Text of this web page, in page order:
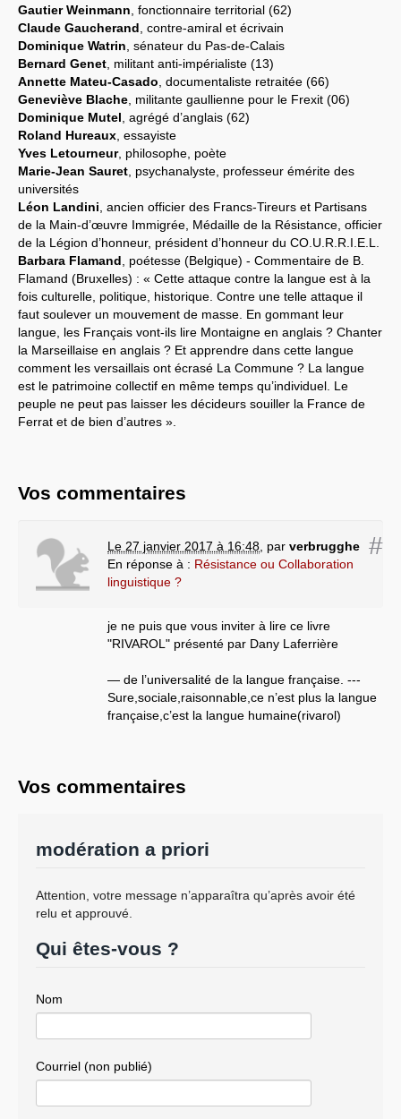
Gautier Weinmann , fonctionnaire territorial (62)
Claude Gaucherand , contre-amiral et écrivain
Dominique Watrin , sénateur du Pas-de-Calais
Bernard Genet , militant anti-impérialiste (13)
Annette Mateu-Casado , documentaliste retraitée (66)
Geneviève Blache , militante gaullienne pour le Frexit (06)
Dominique Mutel , agrégé d’anglais (62)
Roland Hureaux , essayiste
Yves Letourneur, philosophe, poète
Marie-Jean Sauret , psychanalyste, professeur émérite des
universités
Léon Landini , ancien officier des Francs-Tireurs et Partisans
de la Main-d’œuvre Immigrée, Médaille de la Résistance, officier
de la Légion d’honneur, président d’honneur du CO.U.R.R.I.E.L.
Barbara Flamand , poétesse (Belgique) - Commentaire de B.
Flamand (Bruxelles) : « Cette attaque contre la langue est à la
fois culturelle, politique, historique. Contre une telle attaque il
faut soulever un mouvement de masse. En gommant leur
langue, les Français vont-ils lire Montaigne en anglais ? Chanter
la Marseillaise en anglais ? Et apprendre dans cette langue
comment les versaillais ont écrasé La Commune ? La langue
est le patrimoine collectif en même temps qu’individuel. Le
peuple ne peut pas laisser les décideurs souiller la France de
Ferrat et de bien d’autres ».
Vos commentaires
#
Le 27 janvier 2017 à 16:48 par verbrugghe
En réponse à : Résistance ou Collaboration
linguistique ?
je ne puis que vous inviter à lire ce livre
"RIVAROL" présenté par Dany Laferrière
— de l’universalité de la langue française. ---
Sure,sociale,raisonnable,ce n’est plus la langue
française,c’est la langue humaine(rivarol)
Vos commentaires
modération a priori
Attention, votre message n’apparaîtra qu’après avoir été
relu et approuvé.
Qui êtes-vous ?
Nom
Courriel (non publié)